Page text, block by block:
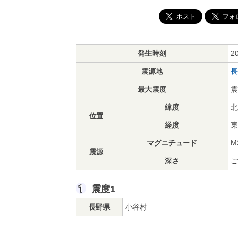
発生時刻
震源地
最大震度
位置
緯度
経度
震源
マグニチュード
深さ
震度1
長野県 小谷村